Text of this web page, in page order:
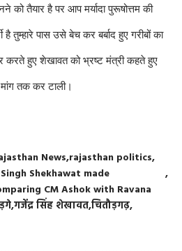
को तैयार है पर आप मर्यादा पुरूषोत्तम की
है तुम्हारे पास उसे बेच कर बर्बाद हुए गरीबों का
करते हुए शेखावत को भ्रष्ट मंत्री कहते हुए
तक कर टाली।
News rajasthan politics
Shekhawat made
CM Ashok with Ravana
गजेंद्र सिंह शेखावतचितौड़गढ़